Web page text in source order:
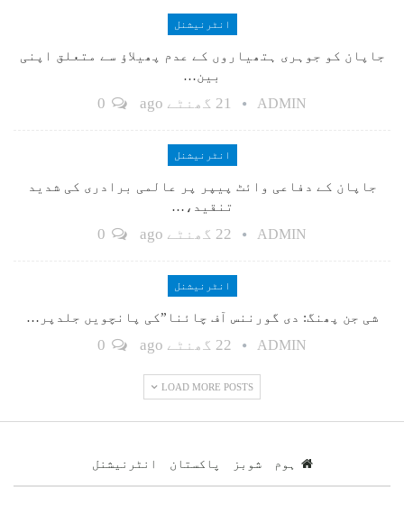
انٹرنیشنل
جاپان کو جوہری ہتھیاروں کے عدم پھیلاؤ سے متعلق اپنی
بین…
ADMIN 21 گھنٹے ago
انٹرنیشنل
جاپان کے دفاعی وائٹ پیپر پر عالمی برادری کی شدید
تنقید،…
ADMIN 22 گھنٹے ago
انٹرنیشنل
شی جن پھنگ: دی گورننس آف چائنا”کی پانچویں جلدپر…
ADMIN 22 گھنٹے ago
LOAD MORE POSTS
ہوم شوبز پاکستان انٹرنیشنل